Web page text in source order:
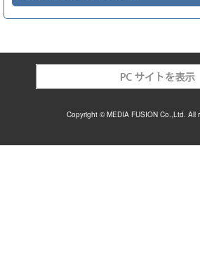
Copyright © MEDIA FUSION Co.,Ltd. All